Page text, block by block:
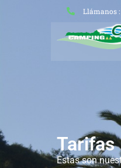
Llámanos :
Tarifas
Estas son